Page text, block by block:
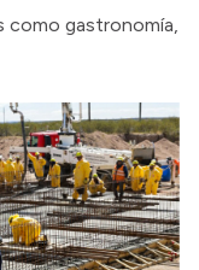
como gastronomía,